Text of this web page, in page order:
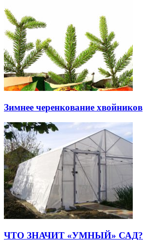
Зимнее черенкование хвойников
ЧТО ЗНАЧИТ «УМНЫЙ» САД?